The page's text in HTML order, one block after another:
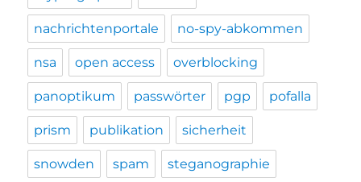
nachrichtenportale no-spy-abkommen
nsa open access overblocking
panoptikum passwörter pgp pofalla
prism publikation sicherheit
snowden spam steganographie